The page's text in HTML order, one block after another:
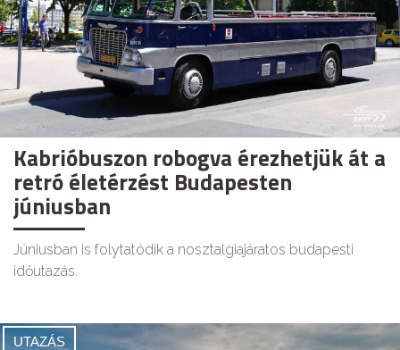
Kabrióbuszon robogva érezhetjük át a
retró életérzést Budapesten
júniusban
Júniusban is folytatódik a nosztalgiajáratos budapesti
időutazás.
UTAZÁS